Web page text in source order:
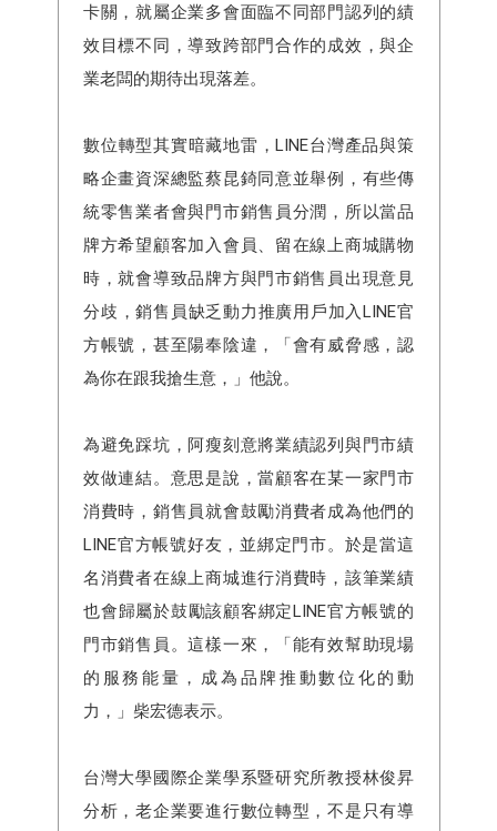
卡關，就屬企業多會面臨不同部門認列的績
效目標不同，導致跨部門合作的成效，與企
業老闆的期待出現落差。
數位轉型其實暗藏地雷，LINE台灣產品與策
略企畫資深總監蔡昆錡同意並舉例，有些傳
統零售業者會與門市銷售員分潤，所以當品
牌方希望顧客加入會員、留在線上商城購物
時，就會導致品牌方與門市銷售員出現意見
分歧，銷售員缺乏動力推廣用戶加入LINE官
方帳號，甚至陽奉陰違，「會有威脅感，認
為你在跟我搶生意，」他說。
為避免踩坑，阿瘦刻意將業績認列與門市績
效做連結。意思是說，當顧客在某一家門市
消費時，銷售員就會鼓勵消費者成為他們的
LINE官方帳號好友，並綁定門市。於是當這
名消費者在線上商城進行消費時，該筆業績
也會歸屬於鼓勵該顧客綁定LINE官方帳號的
門市銷售員。這樣一來，「能有效幫助現場
的服務能量，成為品牌推動數位化的動
力，」柴宏德表示。
台灣大學國際企業學系暨研究所教授林俊昇
分析，老企業要進行數位轉型，不是只有導